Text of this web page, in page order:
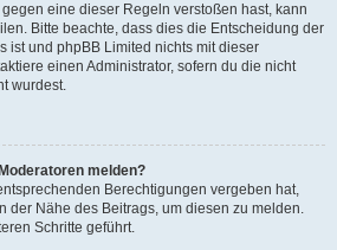
eine dieser Regeln verstoßen hast, kann
Bitte beachte, dass dies die Entscheidung der
ist und phpBB Limited nichts mit dieser
einen Administrator, sofern du die nicht
wurdest.
melden?
Berechtigungen vergeben hat,
der Nähe des Beitrags, um diesen zu melden.
Schritte geführt.